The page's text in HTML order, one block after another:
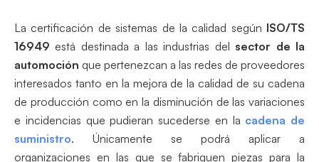
La certificación de sistemas de la calidad según ISO/TS
16949 está destinada a las industrias del sector de la
automoción que pertenezcan a las redes de proveedores
interesados tanto en la mejora de la calidad de su cadena
de producción como en la disminución de las variaciones
e incidencias que pudieran sucederse en la cadena de
suministro. Únicamente se podrá aplicar a
organizaciones en las que se fabriquen piezas para la